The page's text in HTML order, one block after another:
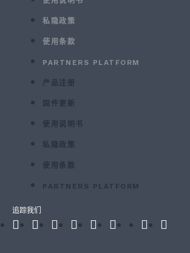
私隐政策
使用条款
PARTNERS PLATFORM
产品注册
固件更新
使用说明书
私隐政策
使用条款
PARTNERS PLATFORM
追踪我们